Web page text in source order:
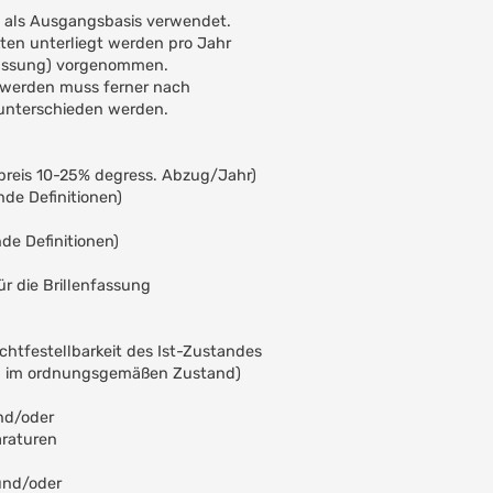
Ausgangsbasis verwendet.
unterliegt werden pro Jahr
vorgenommen.
muss ferner nach
werden.
10-25% degress. Abzug/Jahr)
Definitionen)
Definitionen)
die Brillenfassung
des Ist-Zustandes
ordnungsgemäßen Zustand)
oder
oder